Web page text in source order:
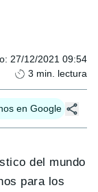
: 27/12/2021 09:54
3 min. lectura
en Google
del mundo
para los